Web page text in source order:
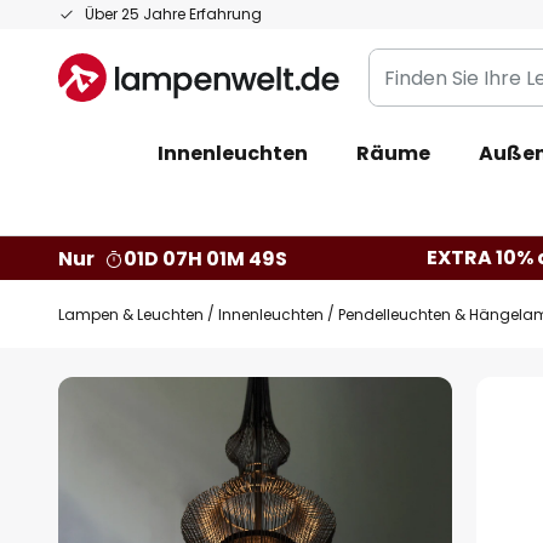
Über 25 Jahre Erfahrung
Zum
springen
Finden
Sie
Leuchte...
Innenleuchten Räume
Nur
01D 07H 01M 48S EXTRA
Lampen & Leuchten Innenleuchten Pendelleuchten &
Zum